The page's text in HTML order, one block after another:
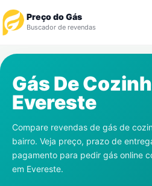
Preço do Gás
Buscador de revendas
Revendedor
Notícias
Cadastre-se
Gás De
Evereste
Compare revendas de gás de
bairro. Veja preço, prazo de
pagamento para pedir gás online
em Evereste.